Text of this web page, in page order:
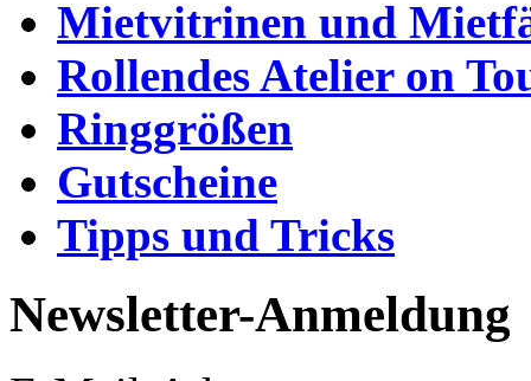
Mietvitrinen und
Rollendes Atelier on
Ringgrößen
Gutscheine
Tipps und Tricks
Newsletter-Anmeldung